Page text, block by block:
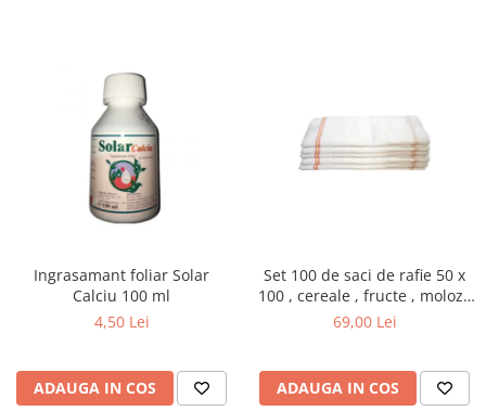
Ingrasamant foliar Solar
Calciu 100 ml
4,50 Lei
ADAUGA IN COS
Set 100 de saci de rafie 50 x
100 , cereale , fructe , moloz ,
menaj si depozitare
69,00 Lei
ADAUGA IN COS